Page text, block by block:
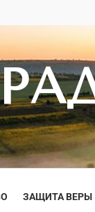
ЗАЩИТА ВЕРЫ